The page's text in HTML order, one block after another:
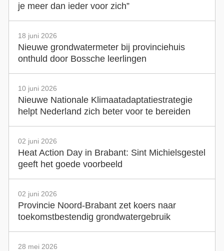
je meer dan ieder voor zich”
18 juni 2026
Nieuwe grondwatermeter bij provinciehuis
onthuld door Bossche leerlingen
10 juni 2026
Nieuwe Nationale Klimaatadaptatiestrategie
helpt Nederland zich beter voor te bereiden
02 juni 2026
Heat Action Day in Brabant: Sint Michielsgestel
geeft het goede voorbeeld
02 juni 2026
Provincie Noord-Brabant zet koers naar
toekomstbestendig grondwatergebruik
28 mei 2026